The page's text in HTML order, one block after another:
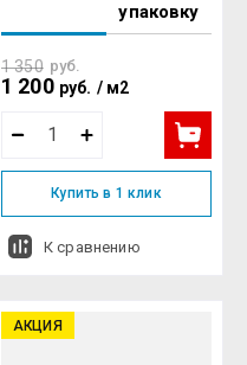
упаковку
1 350 руб.
1 200 руб. / м2
Купить в 1 клик
К сравнению
АКЦИЯ